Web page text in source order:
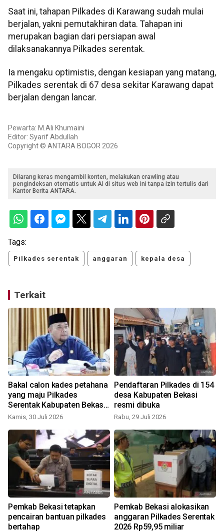
Saat ini, tahapan Pilkades di Karawang sudah mulai
berjalan, yakni pemutakhiran data. Tahapan ini
merupakan bagian dari persiapan awal
dilaksanakannya Pilkades serentak.
Ia mengaku optimistis, dengan kesiapan yang matang,
Pilkades serentak di 67 desa sekitar Karawang dapat
berjalan dengan lancar.
Pewarta: M.Ali Khumaini
Editor: Syarif Abdullah
Copyright © ANTARA BOGOR 2026
Dilarang keras mengambil konten, melakukan crawling atau
pengindeksan otomatis untuk AI di situs web ini tanpa izin tertulis dari
Kantor Berita ANTARA.
Tags:
Pilkades serentak anggaran kepala desa
Terkait
Bakal calon kades petahana
yang maju Pilkades
Serentak Kabupaten Bekasi
wajib cuti
Kamis, 30 Juli 2026
Pendaftaran Pilkades di 154
desa Kabupaten Bekasi
resmi dibuka
Rabu, 29 Juli 2026
Pemkab Bekasi tetapkan
pencairan bantuan pilkades
bertahap
Pemkab Bekasi alokasikan
anggaran Pilkades Serentak
2026 Rp59,95 miliar